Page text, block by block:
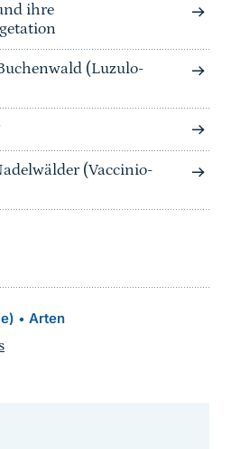
ihre
(Luzulo-
(Vaccinio-
• Arten